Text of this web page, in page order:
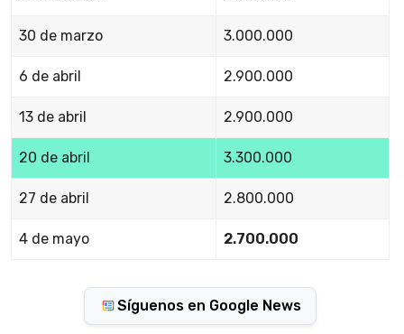
30 de marzo 3.000.000
6 de abril 2.900.000
13 de abril 2.900.000
20 de abril 3.300.000
27 de abril 2.800.000
4 de mayo 2.700.000
Síguenos en Google News